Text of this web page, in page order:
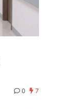
0 7